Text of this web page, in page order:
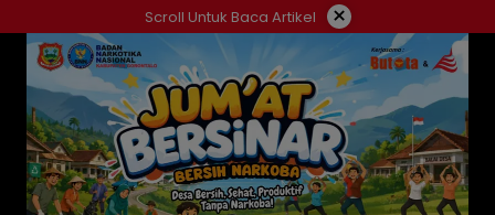
ke
konten
Scroll Untuk Baca Artikel ×